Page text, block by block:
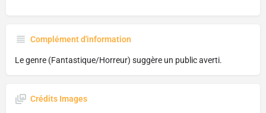
Complément d'information
Le genre (Fantastique/Horreur) suggère un public averti.
Crédits Images